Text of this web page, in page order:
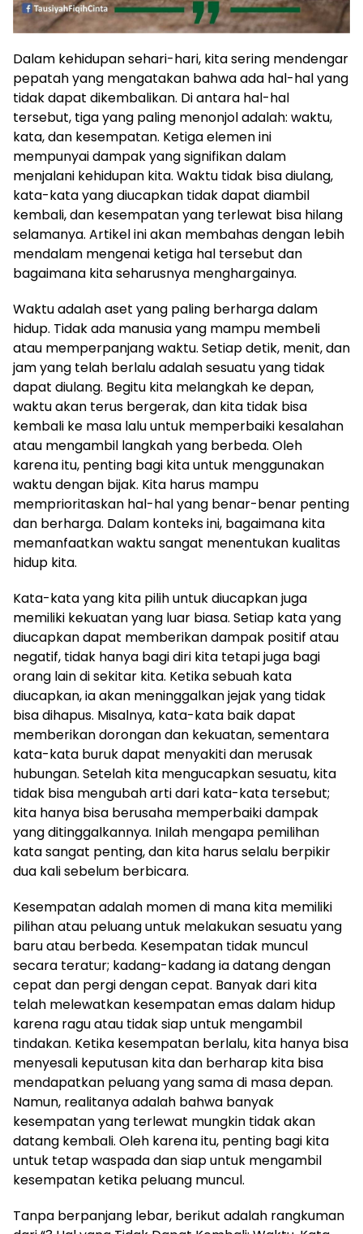
Dalam kehidupan sehari-hari, kita sering mendengar
pepatah yang mengatakan bahwa ada hal-hal yang
tidak dapat dikembalikan. Di antara hal-hal
tersebut, tiga yang paling menonjol adalah: waktu,
kata, dan kesempatan. Ketiga elemen ini
mempunyai dampak yang signifikan dalam
menjalani kehidupan kita. Waktu tidak bisa diulang,
kata-kata yang diucapkan tidak dapat diambil
kembali, dan kesempatan yang terlewat bisa hilang
selamanya. Artikel ini akan membahas dengan lebih
mendalam mengenai ketiga hal tersebut dan
bagaimana kita seharusnya menghargainya.
Waktu adalah aset yang paling berharga dalam
hidup. Tidak ada manusia yang mampu membeli
atau memperpanjang waktu. Setiap detik, menit, dan
jam yang telah berlalu adalah sesuatu yang tidak
dapat diulang. Begitu kita melangkah ke depan,
waktu akan terus bergerak, dan kita tidak bisa
kembali ke masa lalu untuk memperbaiki kesalahan
atau mengambil langkah yang berbeda. Oleh
karena itu, penting bagi kita untuk menggunakan
waktu dengan bijak. Kita harus mampu
memprioritaskan hal-hal yang benar-benar penting
dan berharga. Dalam konteks ini, bagaimana kita
memanfaatkan waktu sangat menentukan kualitas
hidup kita.
Kata-kata yang kita pilih untuk diucapkan juga
memiliki kekuatan yang luar biasa. Setiap kata yang
diucapkan dapat memberikan dampak positif atau
negatif, tidak hanya bagi diri kita tetapi juga bagi
orang lain di sekitar kita. Ketika sebuah kata
diucapkan, ia akan meninggalkan jejak yang tidak
bisa dihapus. Misalnya, kata-kata baik dapat
memberikan dorongan dan kekuatan, sementara
kata-kata buruk dapat menyakiti dan merusak
hubungan. Setelah kita mengucapkan sesuatu, kita
tidak bisa mengubah arti dari kata-kata tersebut;
kita hanya bisa berusaha memperbaiki dampak
yang ditinggalkannya. Inilah mengapa pemilihan
kata sangat penting, dan kita harus selalu berpikir
dua kali sebelum berbicara.
Kesempatan adalah momen di mana kita memiliki
pilihan atau peluang untuk melakukan sesuatu yang
baru atau berbeda. Kesempatan tidak muncul
secara teratur; kadang-kadang ia datang dengan
cepat dan pergi dengan cepat. Banyak dari kita
telah melewatkan kesempatan emas dalam hidup
karena ragu atau tidak siap untuk mengambil
tindakan. Ketika kesempatan berlalu, kita hanya bisa
menyesali keputusan kita dan berharap kita bisa
mendapatkan peluang yang sama di masa depan.
Namun, realitanya adalah bahwa banyak
kesempatan yang terlewat mungkin tidak akan
datang kembali. Oleh karena itu, penting bagi kita
untuk tetap waspada dan siap untuk mengambil
kesempatan ketika peluang muncul.
Tanpa berpanjang lebar, berikut adalah rangkuman